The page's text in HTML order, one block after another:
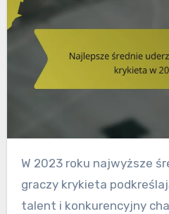
W 2023 roku najwyższe średnie uderzeń polskich
graczy krykieta
talent i konkurencyjny